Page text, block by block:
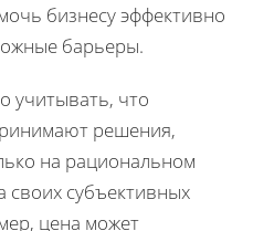
бизнесу эффективно
барьеры.
учитывать, что
решения,
на рациональном
своих субъективных
цена может